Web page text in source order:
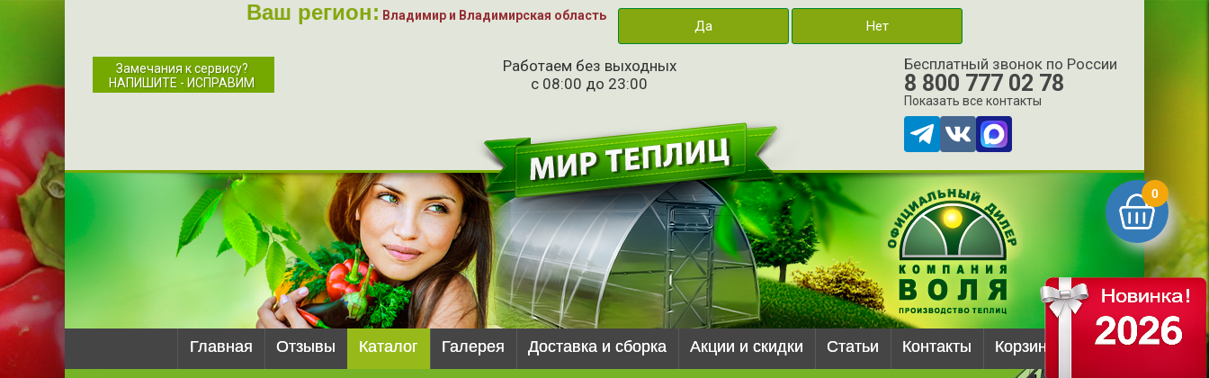
Ваш регион: Владимир и Владимирская область
Да Нет
Замечания к сервису?
НАПИШИТЕ - ИСПРАВИМ
Работаем без выходных
с 08:00 до 23:00
Бесплатный звонок по России
8 800 777 02 78
Показать все контакты
Главная Отзывы Каталог Галерея Доставка и сборка Акции и скидки Статьи Контакты Корзина
0